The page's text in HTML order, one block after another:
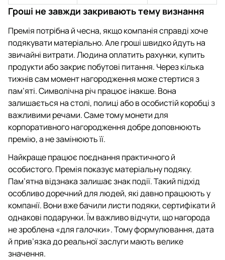
Гроші не завжди закривають тему визнання
Премія потрібна й чесна, якщо компанія справді хоче
подякувати матеріально. Але гроші швидко йдуть на
звичайні витрати. Людина оплатить рахунки, купить
продукти або закриє побутові питання. Через кілька
тижнів сам момент нагородження може стертися з
пам’яті. Символічна річ працює інакше. Вона
залишається на столі, полиці або в особистій коробці з
важливими речами. Саме тому монети для
корпоративного нагородження добре доповнюють
премію, а не замінюють її.
Найкраще працює поєднання практичного й
особистого. Премія показує матеріальну подяку.
Пам’ятна відзнака залишає знак події. Такий підхід
особливо доречний для людей, які давно працюють у
компанії. Вони вже бачили листи подяки, сертифікати й
однакові подарунки. Їм важливо відчути, що нагорода
не зроблена «для галочки». Тому формулювання, дата
й прив’язка до реальної заслуги мають велике
значення.